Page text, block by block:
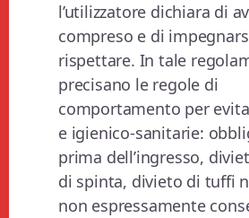
l’utilizzatore dichiara di
compreso e di
rispettare. In tale
precisano le regole di
comportamento per
e igienico-sanitarie:
prima dell’ingresso,
di spinta, divieto di tuffi
non espressamente